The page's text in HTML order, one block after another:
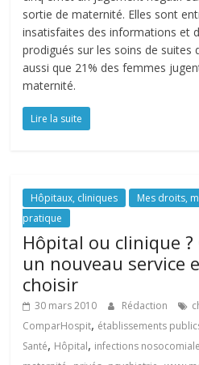
sortie de maternité. Elles sont
insatisfaites des informations et
prodigués sur les soins de suites
aussi que 21% des femmes
maternité.
Lire la suite
Hôpitaux, cliniques Mes droits,
pratique
Hôpital ou clinique
un nouveau service
choisir
30 mars 2010 Rédaction
ComparHospit, établissements
Santé, Hôpital, infections